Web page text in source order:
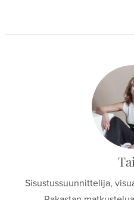
Sisustussuunnittelija,